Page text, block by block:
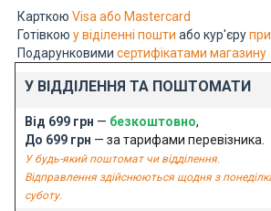
Карткою Visa або Mastercard
Готівкою у віділенні пошти або кур'єру
Подарунковими сертифікатами магазину
У ВІДДІЛЕННЯ ТА ПОШТОМАТИ
Від 699 грн — безкоштовно,
До 699 грн — за тарифами перевізника.
У будь-який поштомат чи відділення.
Відправлення здійснюються щодня з
суботу.